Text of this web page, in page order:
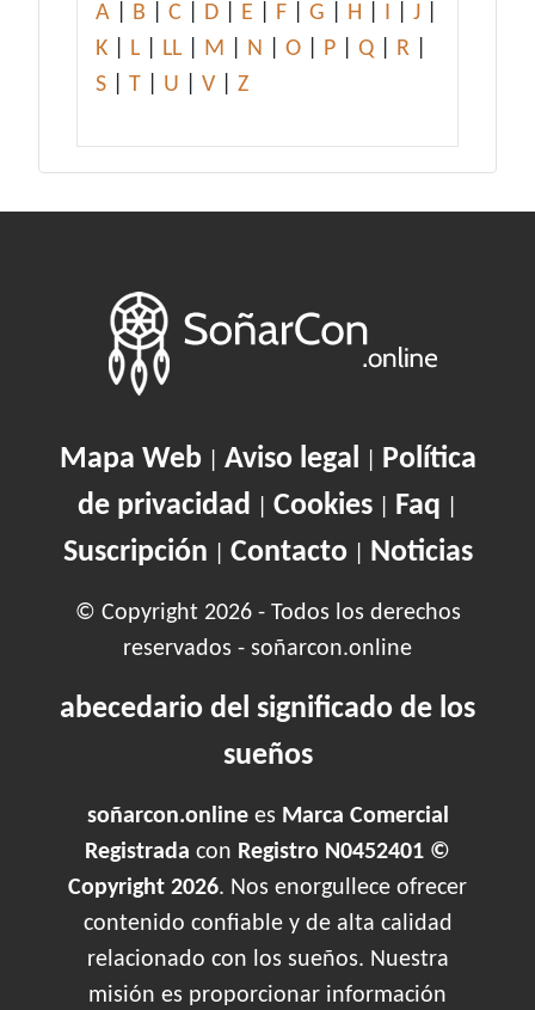
A B C D E F G H I J
K
L LL M N O P Q R
S
T U V Z
Mapa Web| Aviso legal
Política
de privacidad
Cookies Faq
Suscripción Contacto| Noticias
© Copyright 2026 - Todos los derechos
reservados - soñarcon.online
abecedario del significado de los
sueños
soñarcon.onlinees Marca Comercial
Registrada con Registro N0452401 ©
Copyright 2026. Nos enorgullece ofrecer
contenido confiable y de alta calidad
relacionado con los sueños. Nuestra
misión es proporcionar información